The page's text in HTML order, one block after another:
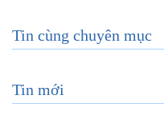
Tin cùng chuyên mục
Tin mới